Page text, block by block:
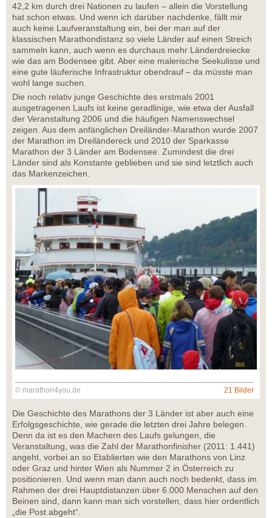
42,2 km durch drei Nationen zu laufen – allein die Vorstellung
hat schon etwas. Und wenn ich darüber nachdenke, fällt mir
auch keine Laufveranstaltung ein, bei der man auf der
klassischen Marathondistanz so viele Länder auf einen Streich
sammeln kann, auch wenn es durchaus mehr Länderdreiecke
wie das am Bodensee gibt. Aber eine malerische Seekulisse und
eine gute läuferische Infrastruktur obendrauf – da müsste man
wohl lange suchen.
Die noch relativ junge Geschichte des erstmals 2001
ausgetragenen Laufs ist keine geradlinige, wie etwa der Ausfall
der Veranstaltung 2006 und die häufigen Namenswechsel
zeigen. Aus dem anfänglichen Dreiländer-Marathon wurde 2007
der Marathon im Dreiländereck und 2010 der Sparkasse
Marathon der 3 Länder am Bodensee. Zumindest die drei
Länder sind als Konstante geblieben und sie sind letztlich auch
das Markenzeichen.
© marathon4you.de 21 Bilder
Die Geschichte des Marathons der 3 Länder ist aber auch eine
Erfolgsgeschichte, wie gerade die letzten drei Jahre belegen.
Denn da ist es den Machern des Laufs gelungen, die
Veranstaltung, was die Zahl der Marathonfinisher (2011: 1.441)
angeht, vorbei an so Etablierten wie den Marathons von Linz
oder Graz und hinter Wien als Nummer 2 in Österreich zu
positionieren. Und wenn man dann auch noch bedenkt, dass im
Rahmen der drei Hauptdistanzen über 6.000 Menschen auf den
Beinen sind, dann kann man sich vorstellen, dass hier ordentlich
„die Post abgeht“.